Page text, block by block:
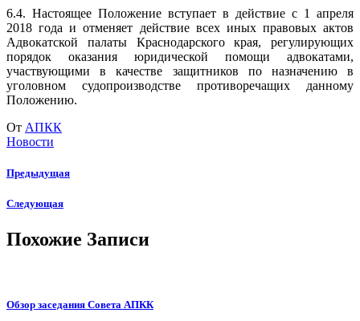
6.4. Настоящее Положение вступает в действие с 1 апреля
2018 года и отменяет действие всех иных правовых актов
Адвокатской палаты Краснодарского края, регулирующих
порядок оказания юридической помощи адвокатами,
участвующими в качестве защитников по назначению в
уголовном судопроизводстве противоречащих данному
Положению.
От АПКК
Новости
Предыдущая
Следующая
Похожие Записи
Обзор заседания Совета АПКК